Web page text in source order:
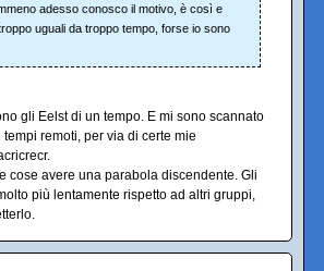
adesso conosco il motivo, è così e
uguali da troppo tempo, forse io sono
gli Eelst di un tempo. E mi sono scannato
remoti, per via di certe mie
cose avere una parabola discendente. Gli
più lentamente rispetto ad altri gruppi,